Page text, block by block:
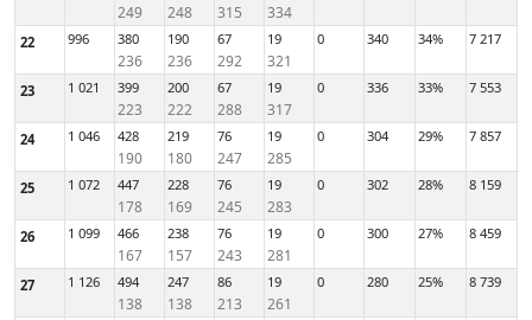
249 248 315 334
22 996 380
236
190
236
67
292
19
321
0 340 34% 7 217
23 1 021 399
223
200
222
67
288
19
317
0 336 33% 7 553
24 1 046 428
190
219
180
76
247
19
285
0 304 29% 7 857
25 1 072 447
178
228
169
76
245
19
283
0 302 28% 8 159
26 1 099 466
167
238
157
76
243
19
281
0 300 27% 8 459
27 1 126 494
138
247
138
86
213
19
261
0 280 25% 8 739